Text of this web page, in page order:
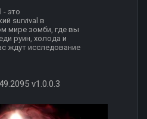
- это
survival в
мире зомби, где вы
руин, холода и
ждут исследование
v1.0.0.3